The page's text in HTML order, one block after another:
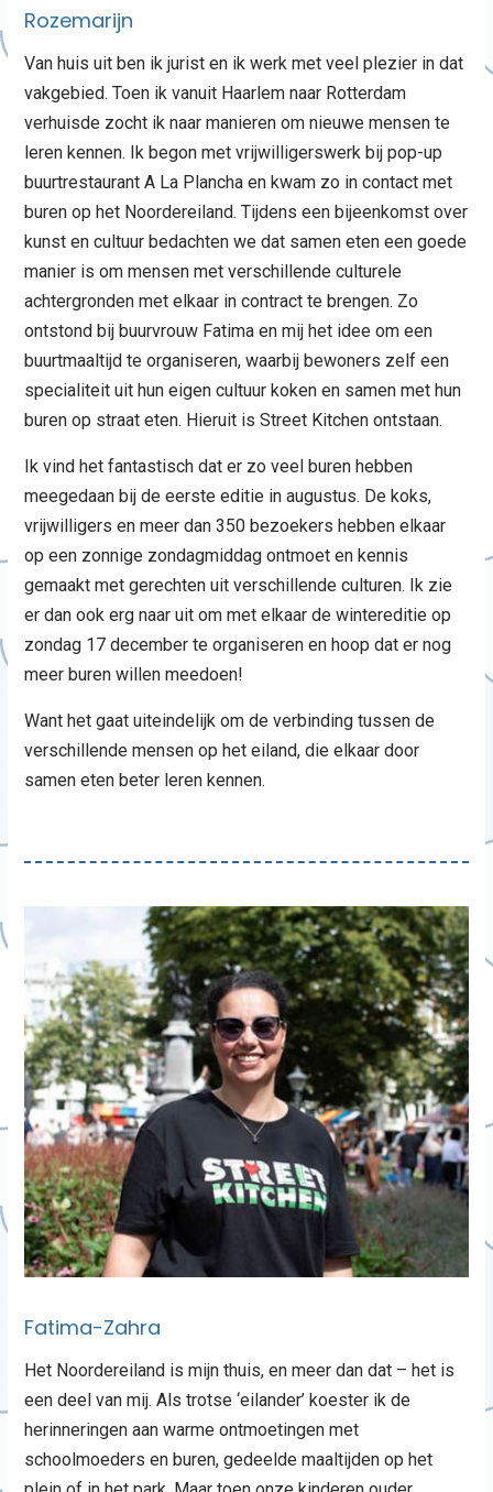
Rozemarijn
Van huis uit ben ik jurist en ik werk met veel plezier in dat
vakgebied. Toen ik vanuit Haarlem naar Rotterdam
verhuisde zocht ik naar manieren om nieuwe mensen te
leren kennen. Ik begon met vrijwilligerswerk bij pop-up
buurtrestaurant A La Plancha en kwam zo in contact met
buren op het Noordereiland. Tijdens een bijeenkomst over
kunst en cultuur bedachten we dat samen eten een goede
manier is om mensen met verschillende culturele
achtergronden met elkaar in contract te brengen. Zo
ontstond bij buurvrouw Fatima en mij het idee om een
buurtmaaltijd te organiseren, waarbij bewoners zelf een
specialiteit uit hun eigen cultuur koken en samen met hun
buren op straat eten. Hieruit is Street Kitchen ontstaan.
Ik vind het fantastisch dat er zo veel buren hebben
meegedaan bij de eerste editie in augustus. De koks,
vrijwilligers en meer dan 350 bezoekers hebben elkaar
op een zonnige zondagmiddag ontmoet en kennis
gemaakt met gerechten uit verschillende culturen. Ik zie
er dan ook erg naar uit om met elkaar de wintereditie op
zondag 17 december te organiseren en hoop dat er nog
meer buren willen meedoen!
Want het gaat uiteindelijk om de verbinding tussen de
verschillende mensen op het eiland, die elkaar door
samen eten beter leren kennen.
Fatima-Zahra
Het Noordereiland is mijn thuis, en meer dan dat – het is
een deel van mij. Als trotse ‘eilander’ koester ik de
herinneringen aan warme ontmoetingen met
schoolmoeders en buren, gedeelde maaltijden op het